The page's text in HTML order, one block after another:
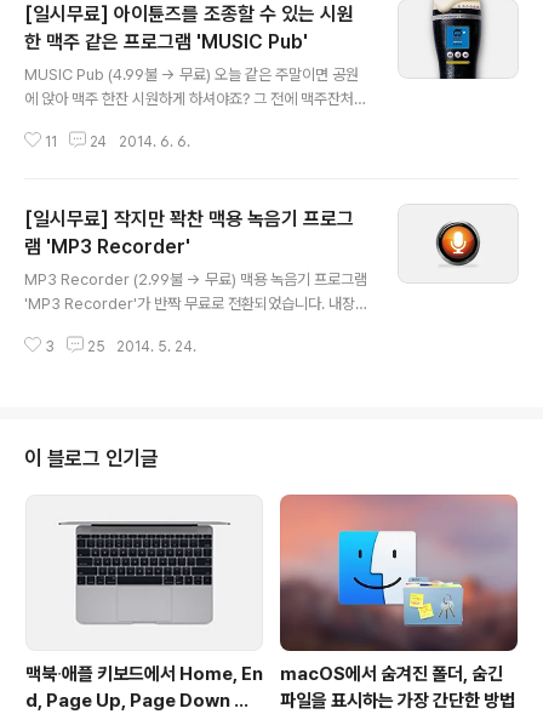
[일시무료] 아이튠즈를 조종할 수 있는 시원
한 맥주 같은 프로그램 'MUSIC Pub'
MUSIC Pub (4.99불 → 무료) 오늘 같은 주말이면 공원
에 앉아 맥주 한잔 시원하게 하셔야죠? 그 전에 맥주잔처럼
중인 아이튠즈 제어 프로그램 'MUSIC Pub'이 무료로 배
위젯입니다. ▼ 곡 건너뛰기, 별점 주기, 셔플, 반복하기, 재
생목록 고르기 등 음악재생과 관련한 아이튠즈의 거의 모
든 기능을 지원하며, 시스템 볼륨이 아닌 아이튠즈 볼륨만
따로 조절하는 슬라이드바도 달려 편리합니다. MP3 음악
깜찍한 기능도 가지고 있습니다. 새로 나온 음악 가사 외울
11 24 2014. 6. 6.
[일시무료] 작지만 꽉찬 맥용 녹음기 프로그
램 'MP3 Recorder'
MP3 Recorder (2.99불 → 무료) 맥용 녹음기 프로그램
'MP3 Recorder'가 반짝 무료로 전환되었습니다. 내장
음할 수 있는 등 있을 만한 기능은 다 갖춘 단순하면서도 실
있어 녹음 작업이 한결 간편하다는 것도 장점입니다. 창 우
측 상단에 있는 버튼을 사용해 녹음을 시작하거나 중지시
킬 수 있습니다. ▼ 녹음이 끝나면 창 가운데 있는 노란색
가이드라인을 드래그해 녹음의 시작과 끝 부분을 지정할
수 있으며, 필요하다면 도입과 끝부분에 페이드 인/아웃 효
과를 넣어..
3 25 2014. 5. 24.
이 블로그 인기글
맥북∙애플 키보드에서 Home, En
d, Page Up, Page Down 키
macOS에서 숨겨진 폴더, 숨긴
파일을 표시하는 가장 간단한 방법